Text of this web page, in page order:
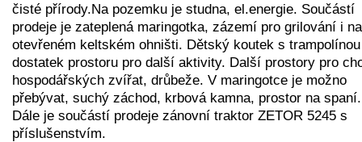
čisté přírody.Na pozemku je studna, el.energie. Součástí
prodeje je zateplená maringotka, zázemí pro grilování i na
otevřeném keltském ohništi. Dětský koutek s
dostatek prostoru pro další aktivity. Další prostory pro
hospodářských zvířat, drůbeže. V maringotce je možno
přebývat, suchý záchod, krbová kamna, prostor na spaní.
Dále je součástí prodeje zánovní traktor ZETOR 5245 s
příslušenstvím.